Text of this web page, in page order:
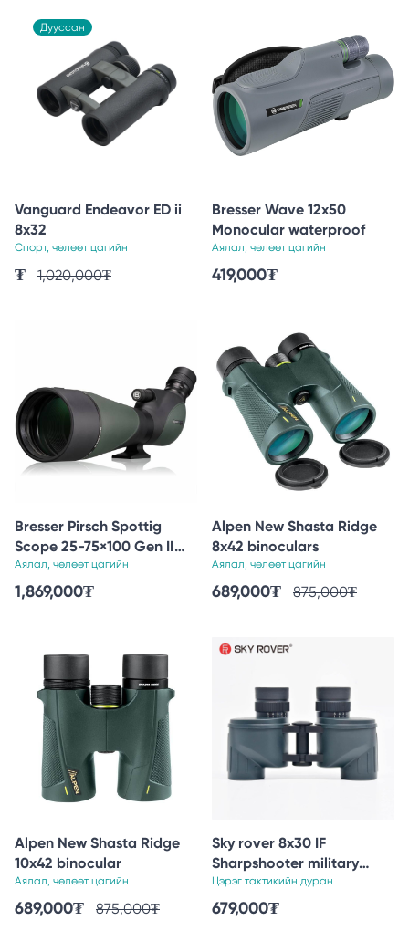
Дууссан
Vanguard Endeavor ED ii
8x32
Спорт, чөлөөт цагийн
₮ 1,020,000₮
Bresser Wave 12x50
Monocular waterproof
Аялал, чөлөөт цагийн
419,000₮
Bresser Pirsch Spottig
Scope 25-75×100 Gen II
with Deluxe 10:1 Focus
Аялал, чөлөөт цагийн
1,869,000₮
Alpen New Shasta Ridge
8x42 binoculars
Аялал, чөлөөт цагийн
689,000₮ 875,000₮
Alpen New Shasta Ridge
10x42 binocular
Аялал, чөлөөт цагийн
689,000₮ 875,000₮
Sky rover 8x30 IF
Sharpshooter military
binoculars
Цэрэг тактикийн дуран
679,000₮